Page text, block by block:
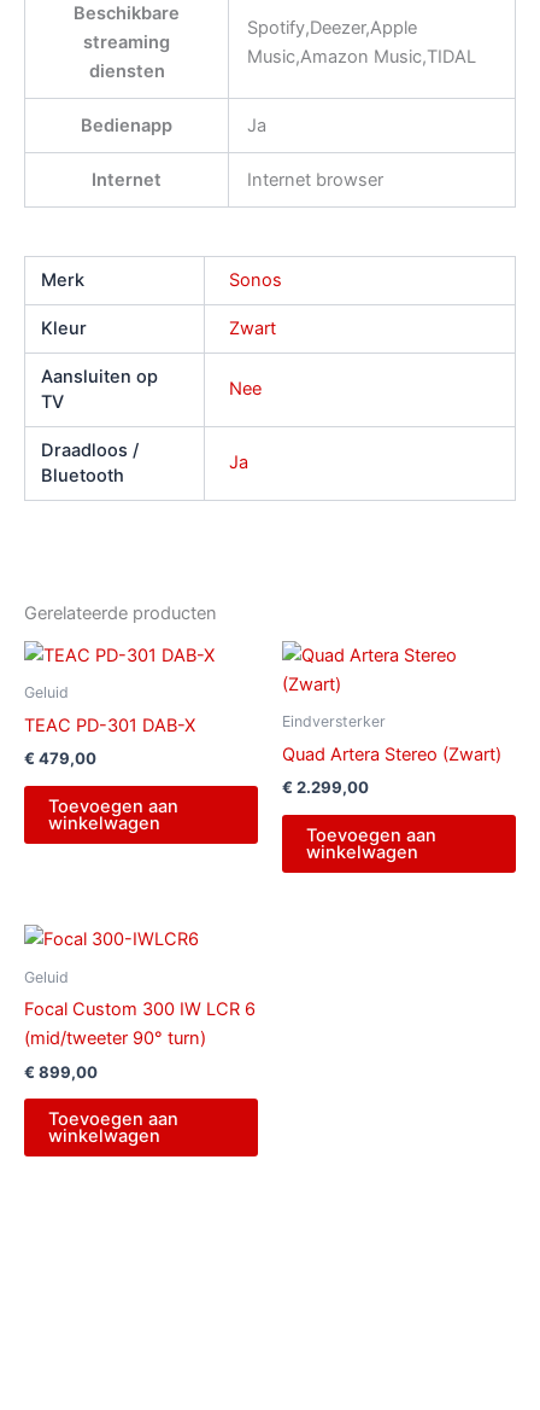
Beschikbare
streaming
diensten
Spotify,Deezer,Apple
Music,Amazon Music,TIDAL
Bedienapp Ja
Internet Internet browser
Merk Sonos
Kleur Zwart
Aansluiten op
TV
Nee
Draadloos /
Bluetooth
Ja
Gerelateerde producten
Geluid
TEAC PD-301 DAB-X
€ 479,00
Toevoegen aan
winkelwagen
Eindversterker
Quad Artera Stereo (Zwart)
€ 2.299,00
Toevoegen aan
winkelwagen
Geluid
Focal Custom 300 IW LCR 6
(mid/tweeter 90° turn)
€ 899,00
Toevoegen aan
winkelwagen